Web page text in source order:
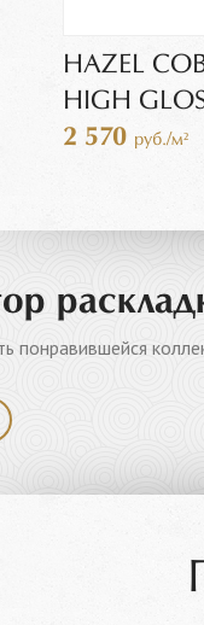
HAZEL
HIGH
2 570 руб./м²
понравившейся